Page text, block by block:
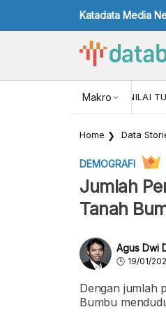
Katadata Media
Makro
NILAI TUKAR USD/
Home Data
DEMOGRAFI
Jumlah
Tanah
Agus Dwi
19/01/
Dengan jumlah
Bumbu